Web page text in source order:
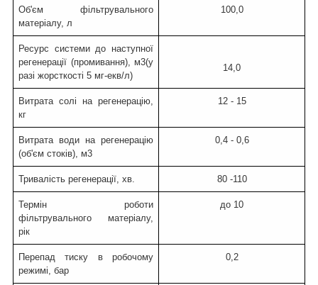
Об'єм фільтрувального
матеріалу, л
100,0
Ресурс системи до наступної
регенерації (промивання), м3(у
разі жорсткості 5 мг-екв/л)
14,0
Витрата солі на регенерацію,
кг
12 - 15
Витрата води на регенерацію
(об'єм стоків), м3
0,4 - 0,6
Тривалість регенерації, хв. 80 -110
Термін роботи
фільтрувального матеріалу,
рік
до 10
Перепад тиску в робочому
режимі, бар
0,2